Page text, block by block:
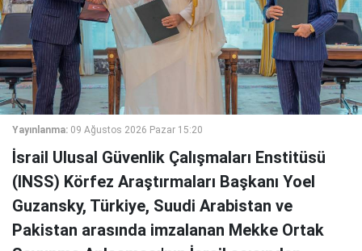
Yayınlanma: 09 Ağustos 2026 Pazar 15:20
İsrail Ulusal Güvenlik Çalışmaları Enstitüsü
(INSS) Körfez Araştırmaları Başkanı Yoel
Guzansky, Türkiye, Suudi Arabistan ve
Pakistan arasında imzalanan Mekke Ortak